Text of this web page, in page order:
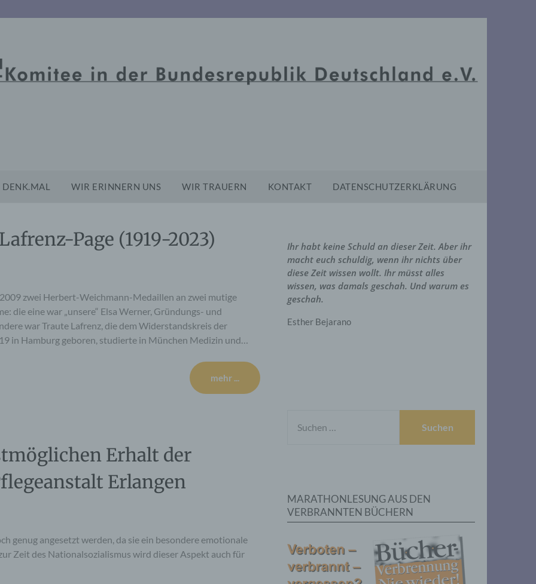
DENK.MAL WIR ERINNERN UNS WIR TRAUERN KONTAKT DATENSCHUTZERKLÄRUNG
Page (1919-2023)
zwei Herbert-Weichmann-Medaillen an zwei mutige
die eine war „unsere“ Elsa Werner, Gründungs- und
war Traute Lafrenz, die dem Widerstandskreis der
in Hamburg geboren, studierte in München Medizin und…
mehr ...
Erhalt der
Erlangen
genug angesetzt werden, da sie ein besondere emotionale
Zeit des Nationalsozialismus wird dieser Aspekt auch für
Ihr habt keine Schuld an dieser Zeit. Aber ihr
macht euch schuldig, wenn ihr nichts über
diese Zeit wissen wollt. Ihr müsst alles
wissen, was damals geschah. Und warum es
geschah.
Esther Bejarano
NACH:
MARATHONLESUNG AUS DEN
VERBRANNTEN BÜCHERN